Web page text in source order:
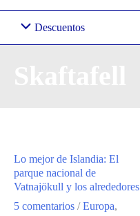
Descuentos
Lo mejor de Islandia: El
parque nacional de
Vatnajökull y los alrededores
5 comentarios /Europa,